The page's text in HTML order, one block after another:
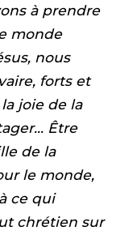
à prendre
monde
nous
forts et
joie de la
Être
de la
le monde,
ce qui
chrétien sur